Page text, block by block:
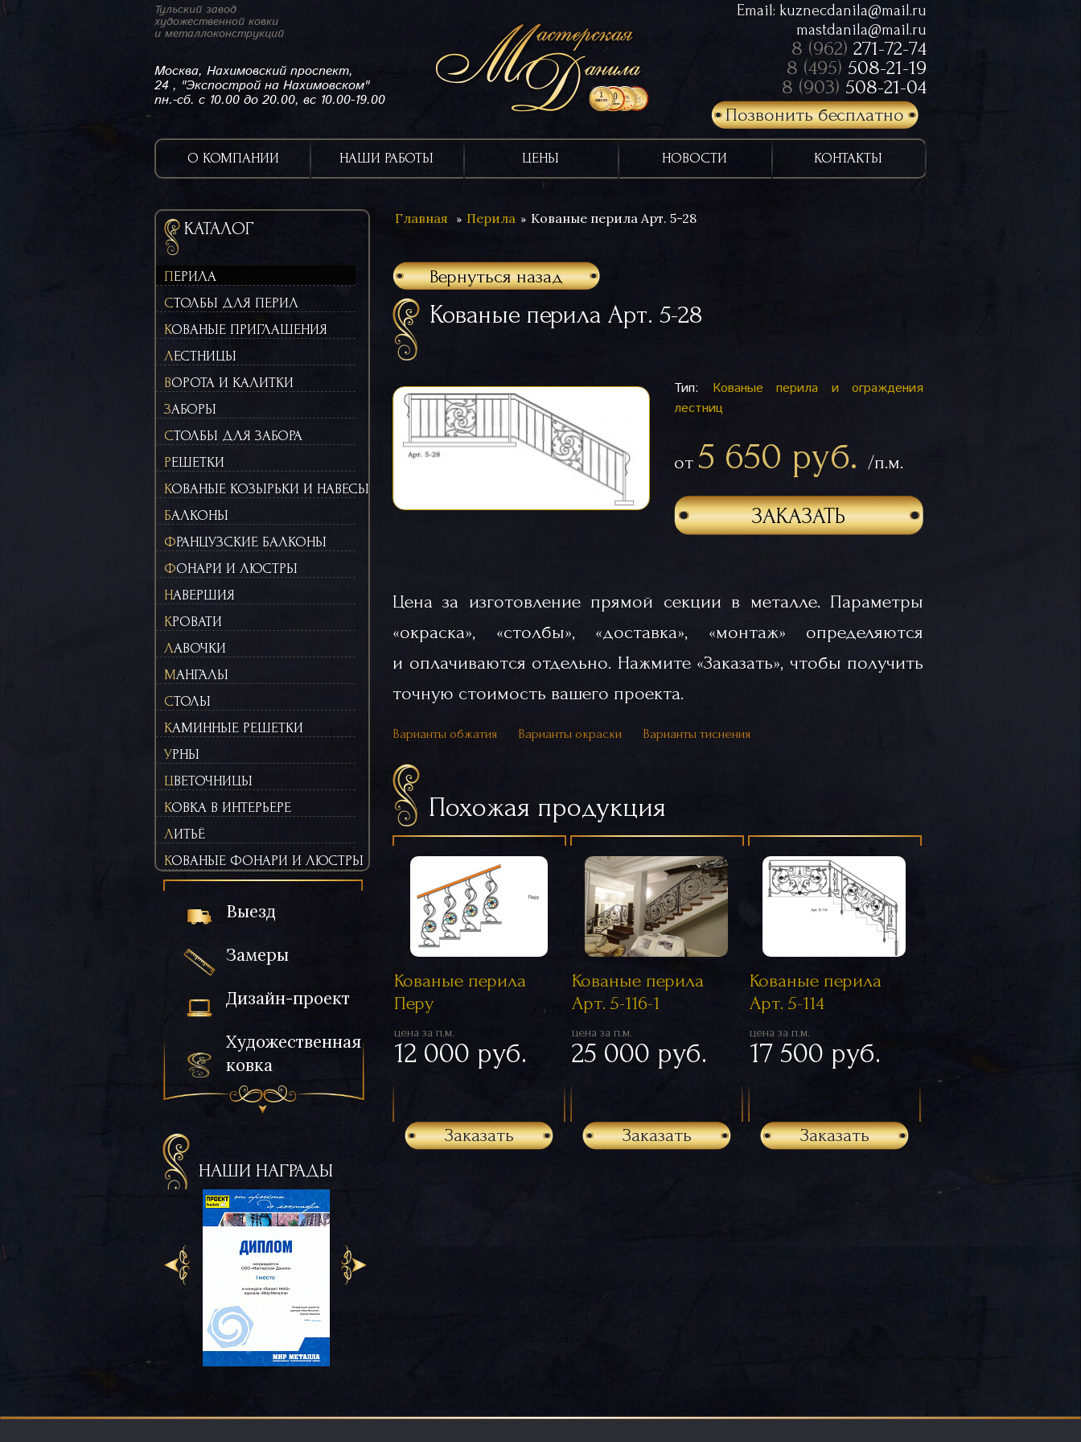
Тульский завод
художественной ковки
и металлоконструкций
Москва, Нахимовский проспект,
24 , "Экспострой на Нахимовском"
пн.-сб. с 10.00 до 20.00, вс 10.00-19.00
Email: kuznecdanila@mail.ru
mastdanila@mail.ru
8 (962) 271-72-74
8 (495) 508-21-19
8 (903) 508-21-04
Позвонить бесплатно
О КОМПАНИИ НАШИ РАБОТЫ ЦЕНЫ НОВОСТИ КОНТАКТЫ
КАТАЛОГ
ПЕРИЛА
СТОЛБЫ ДЛЯ ПЕРИЛ
КОВАНЫЕ ПРИГЛАШЕНИЯ
ЛЕСТНИЦЫ
ВОРОТА И КАЛИТКИ
ЗАБОРЫ
СТОЛБЫ ДЛЯ ЗАБОРА
РЕШЕТКИ
КОВАНЫЕ КОЗЫРЬКИ И НАВЕСЫ
БАЛКОНЫ
ФРАНЦУЗСКИЕ БАЛКОНЫ
ФОНАРИ И ЛЮСТРЫ
НАВЕРШИЯ
КРОВАТИ
ЛАВОЧКИ
МАНГАЛЫ
СТОЛЫ
КАМИННЫЕ РЕШЕТКИ
УРНЫ
ЦВЕТОЧНИЦЫ
КОВКА В ИНТЕРЬЕРЕ
ЛИТЬЁ
КОВАНЫЕ ФОНАРИ И ЛЮСТРЫ
Выезд
Замеры
Дизайн-проект
Художественная
ковка
НАШИ НАГРАДЫ
Главная Перила Кованые перила Арт. 5-28
Вернуться назад
Кованые перила Арт. 5-28
Тип: Кованые перила и ограждения
лестниц
от 5 650 руб. /п.м.
ЗАКАЗАТЬ
Цена за изготовление прямой секции в металле. Параметры
«окраска», «столбы», «доставка», «монтаж» определяются
и оплачиваются отдельно. Нажмите «Заказать», чтобы получить
точную стоимость вашего проекта.
Варианты обжатия Варианты окраски Варианты тиснения
Похожая продукция
Кованые перила
Перу
цена за п.м.
12 000 руб.
Заказать
Кованые перила
Арт. 5-116-1
цена за п.м.
25 000 руб.
Заказать
Кованые перила
Арт. 5-114
цена за п.м.
17 500 руб.
Заказать